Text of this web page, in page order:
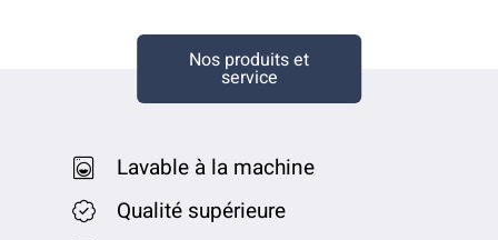
Nos produits et
service
Lavable à la machine
Qualité supérieure